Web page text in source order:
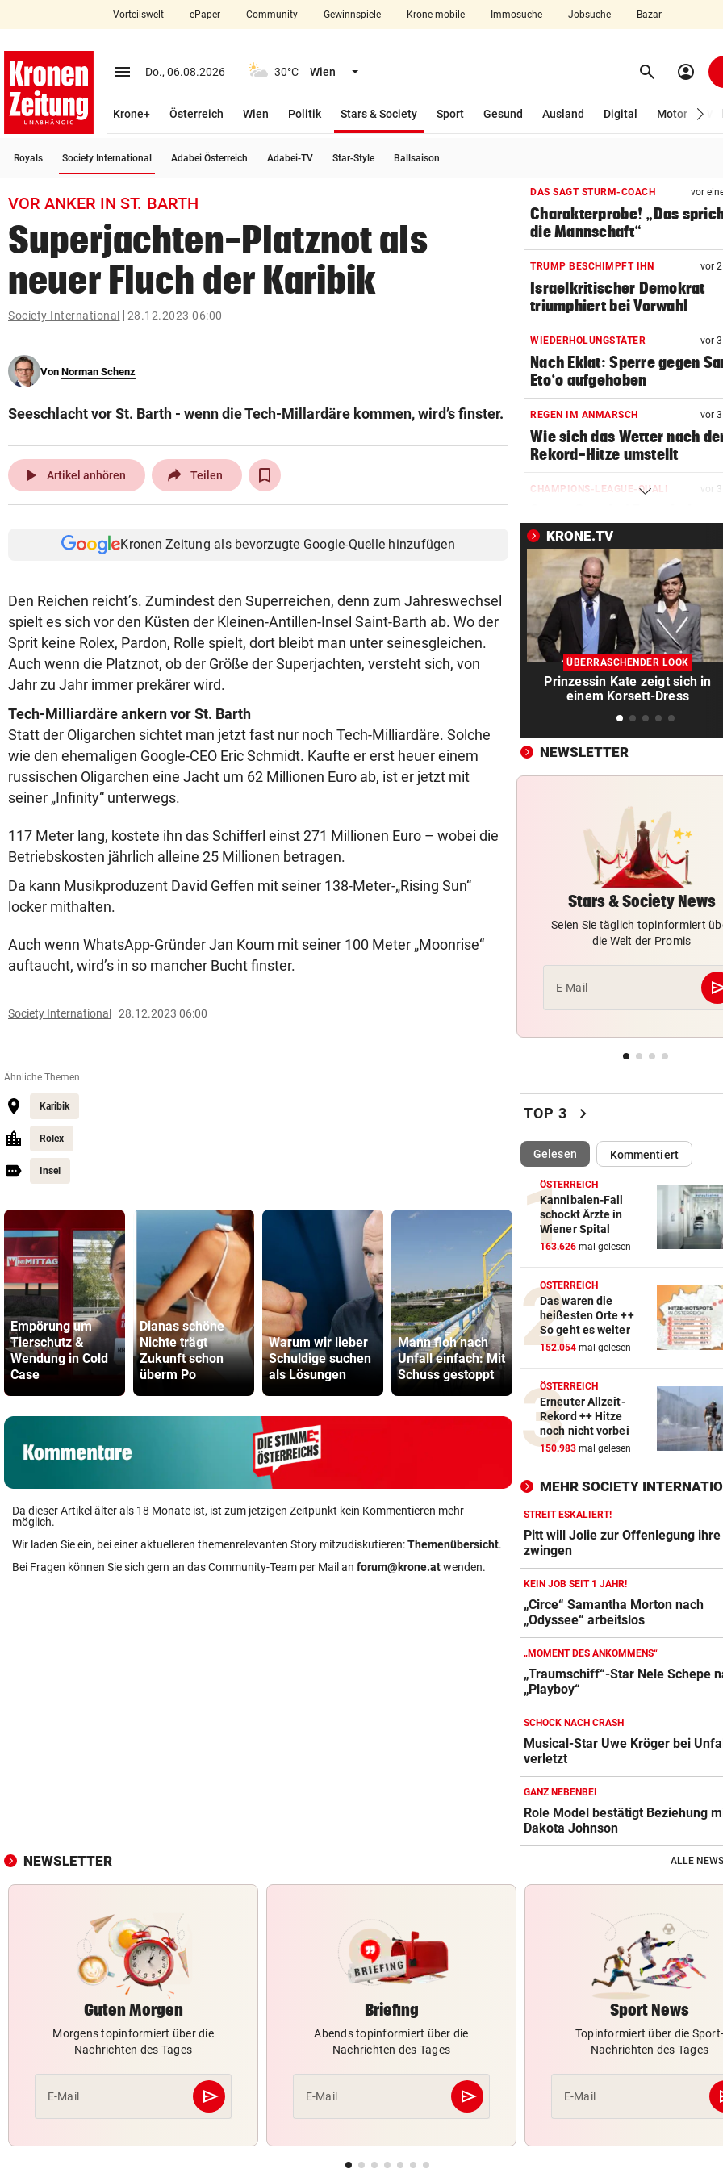
closeSchließen
account_circle Anmelden
arrow_right
Wien
search
Suchbegriff
eingeben
© Krone Multimedia GmbH & Co KG 2026
Vorteilswelt ePaper Community Gewinnspiele Krone mobile Immosuche Jobsuche Bazar
menu Menü aufklappen
Do., 06.08.2026 30°C Wien Menü aufklappen search Suchen
account_circle
Krone+ Österreich Wien Politik Stars & Society
Sport
Gesund Ausland Digital Motor
Royals Society International Adabei Österreich Adabei-TV Star-Style Ballsaison
VOR ANKER IN ST. BARTH
Superjachten-Platznot als
neuer Fluch der Karibik
Society International 28.12.2023 06:00
Von Norman Schenz
Seeschlacht vor St. Barth - wenn die Tech-Millardäre kommen, wird’s finster.
play_arrow Artikel anhören Teilen
Kronen Zeitung als bevorzugte Google-Quelle hinzufügen
Den Reichen reicht’s. Zumindest den Superreichen, denn zum Jahreswechsel
spielt es sich vor den Küsten der Kleinen-Antillen-Insel Saint-Barth ab. Wo der
Sprit keine Rolex, Pardon, Rolle spielt, dort bleibt man unter seinesgleichen.
Auch wenn die Platznot, ob der Größe der Superjachten, versteht sich, von
Jahr zu Jahr immer prekärer wird.
Tech-Milliardäre ankern vor St. Barth
Statt der Oligarchen sichtet man jetzt fast nur noch Tech-Milliardäre. Solche
wie den ehemaligen Google-CEO Eric Schmidt. Kaufte er erst heuer einem
russischen Oligarchen eine Jacht um 62 Millionen Euro ab, ist er jetzt mit
seiner „Infinity“ unterwegs.
117 Meter lang, kostete ihn das Schifferl einst 271 Millionen Euro – wobei die
Betriebskosten jährlich alleine 25 Millionen betragen.
Da kann Musikproduzent David Geffen mit seiner 138-Meter-„Rising Sun“
locker mithalten.
Auch wenn WhatsApp-Gründer Jan Koum mit seiner 100 Meter „Moonrise“
auftaucht, wird’s in so mancher Bucht finster.
Society International 28.12.2023 06:00
Ähnliche Themen
Karibik
Rolex
Insel
Empörung um
Tierschutz &
Wendung in Cold
Case
Dianas schöne
Nichte trägt
Zukunft schon
überm Po
Warum wir lieber
Schuldige suchen
als Lösungen
Mann floh nach
Unfall einfach: Mit
Schuss gestoppt
So wird das
500 Helfer
kämpfen
Da dieser Artikel älter als 18 Monate ist, ist zum jetzigen Zeitpunkt kein Kommentieren mehr
möglich.
Wir laden Sie ein, bei einer aktuelleren themenrelevanten Story mitzudiskutieren:Themenübersicht.
Bei Fragen können Sie sich gern an das Community-Team per Mail an forum@krone.atwenden.
DAS SAGT STURM-COACH vor
Charakterprobe! „Das
die Mannschaft“
TRUMP BESCHIMPFT IHN vor
Israelkritischer Demokrat
triumphiert bei Vorwahl
WIEDERHOLUNGSTÄTER vor
Nach Eklat: Sperre gegen
Eto‘o aufgehoben
REGEN IM ANMARSCH vor
Wie sich das Wetter nach
Rekord-Hitze umstellt
CHAMPIONS-LEAGUE-QUALI vor
Istanbul ohne Chance
MIT BOJE GEFUNDEN vor 3
Pensionistin starb beim
Schwimmen im Wallersee
FRÜCHTL „NEUER ZWEIER“ vor
Red Bull Salzburg hat neuen
Tormann gefunden
Bergsteiger stürzte 20
Gletscherspalte ab
Wem gehört Österreichs
Zukunft?
FÖHRENWALD IN FLAMMEN
500 Helfer kämpfen bei
gegen Inferno
BEI RONALDINHO-BESUCH
DANK MEGA-ABLÖSE vor 4
Darum spielte Sturm Graz
Brustsponsor
„KRONE“-INTERVIEW
Sabrina Setlur: „Mein Weg
hart, aber ehrlich“
CHAMPIONS-LEAGUE-QUALI vor
Tor-Spektakel! St. Pölten
Young Boys Bern
WILDE FAHRT DURCH WIEN vor
Mann floh nach Unfall
Mit Schuss gestoppt
MIT FORSCHER UNTERWEGS
Bundespräsident zeigt: So
dramatisch ist die Lage
WIR HATTEN 41,2 GRAD! vor
noch nicht vorbei
BEAMTE SIND AM ZUG vor 6
Feilschen um neue
geht munter weiter
POLIZEI SUCHT HINWEISE vor 6
Goldkettenräuber von Graz:
Weitere Opfer vermutet
KRONE.TV
ÜBERRASCHENDER LOOK
Prinzessin Kate zeigt sich in
einem Korsett-Dress
NEWSLETTER
Stars & Society News
Seien Sie täglich topinformiert
die Welt der Promis
E-Mail
TOP 3 chevron_right
Gelesen(ausgewählt)Kommentiert
ÖSTERREICH
Kannibalen-Fall
schockt Ärzte in
Wiener Spital
163.626 mal gelesen
ÖSTERREICH
Das waren die
heißesten Orte ++
So geht es weiter
152.054 mal gelesen
ÖSTERREICH
Erneuter Allzeit-
Rekord ++ Hitze
noch nicht vorbei
150.983 mal gelesen
MEHR SOCIETY
STREIT ESKALIERT!
Pitt will Jolie zur Offenlegung ihre
zwingen
KEIN JOB SEIT 1 JAHR!
„Circe“ Samantha Morton nach
„Odyssee“ arbeitslos
„MOMENT DES ANKOMMENS“
„Traumschiff“-Star Nele Schepe
„Playboy“
SCHOCK NACH CRASH
Musical-Star Uwe Kröger bei
verletzt
GANZ NEBENBEI
Role Model bestätigt Beziehung
Dakota Johnson
NEWSLETTER ALLE
Guten Morgen
Morgens topinformiert über die
Nachrichten des Tages
E-Mail send
Abschicken
Briefing
Abends topinformiert über die
Nachrichten des Tages
E-Mail send
Abschicken
Sport News
Topinformiert über die Sport-
Nachrichten des Tages
E-Mail